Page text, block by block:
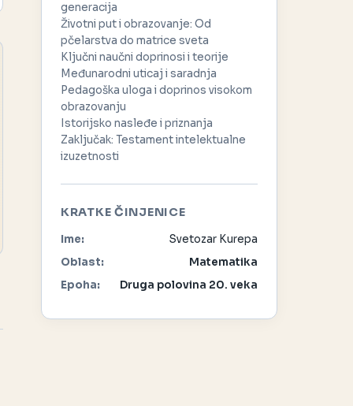
generacija
Životni put i obrazovanje: Od
pčelarstva do matrice sveta
Ključni naučni doprinosi i teorije
Međunarodni uticaj i saradnja
Pedagoška uloga i doprinos visokom
obrazovanju
Istorijsko nasleđe i priznanja
Zaključak: Testament intelektualne
izuzetnosti
KRATKE ČINJENICE
Ime:
Svetozar Kurepa
Oblast:
Matematika
Epoha:
Druga polovina 20. veka